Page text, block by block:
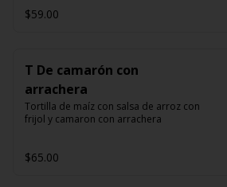
$59.00
T De camarón con
arrachera
Tortilla de maíz con salsa de arroz con
frijol y camaron con arrachera
$65.00